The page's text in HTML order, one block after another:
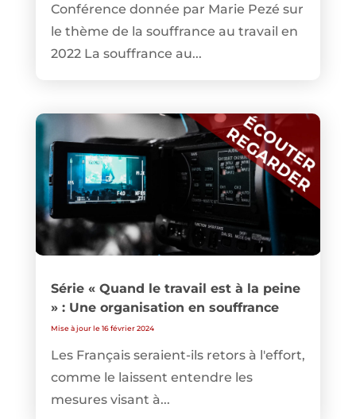
Conférence donnée par Marie Pezé sur
le thème de la souffrance au travail en
2022 La souffrance au...
Série « Quand le travail est à la peine
» : Une organisation en souffrance
Mise à jour le 16 février 2024
Les Français seraient-ils retors à l'effort,
comme le laissent entendre les
mesures visant à...